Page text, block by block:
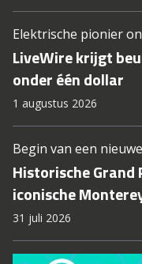
Elektrische pionier
LiveWire krijgt
onder één dollar
1 augustus 2026
Begin van een
Historische
iconische
31 juli 2026